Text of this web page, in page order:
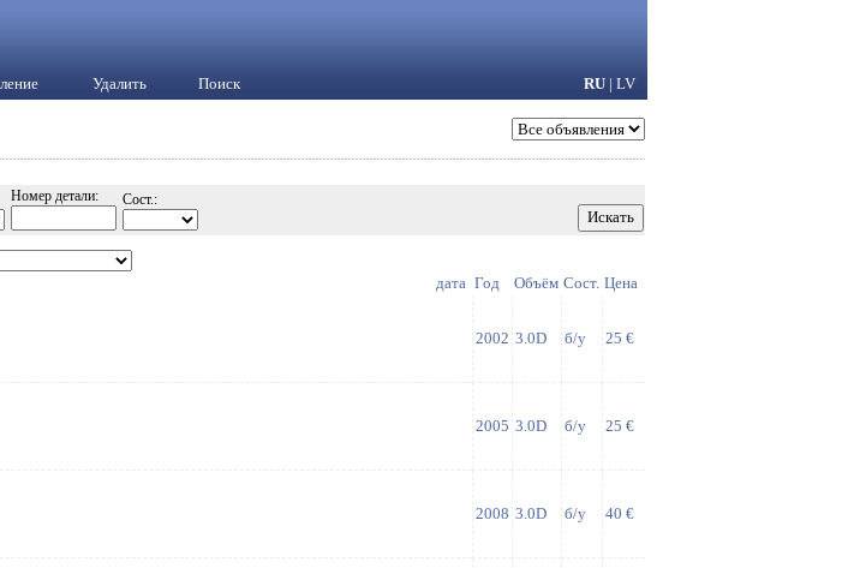
Удалить Поиск RU | LV
Номер детали: Сост.:
дата Год Объём Сост. Цена
2002 3.0D б/у 25 €
2005 3.0D б/у 25 €
2008 3.0D б/у 40 €